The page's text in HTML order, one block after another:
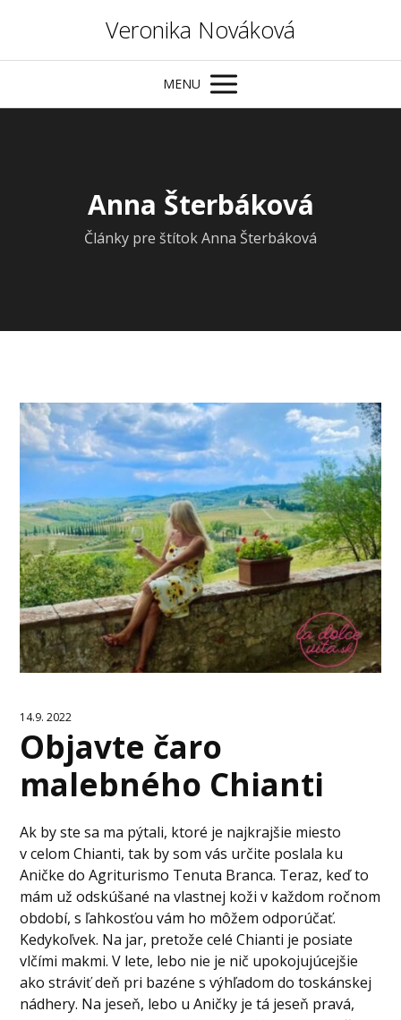
Veronika Nováková
MENU
Anna Šterbáková
Články pre štítok Anna Šterbáková
14.9. 2022
Objavte čaro
malebného Chianti
Ak by ste sa ma pýtali, ktoré je najkrajšie miesto
v celom Chianti, tak by som vás určite poslala ku
Aničke do Agriturismo Tenuta Branca. Teraz, keď to
mám už odskúšané na vlastnej koži v každom ročnom
období, s ľahkosťou vám ho môžem odporúčať.
Kedykoľvek. Na jar, pretože celé Chianti je posiate
vlčími makmi. V lete, lebo nie je nič upokojujúcejšie
ako stráviť deň pri bazéne s výhľadom do toskánskej
nádhery. Na jeseň, lebo u Aničky je tá jeseň pravá,